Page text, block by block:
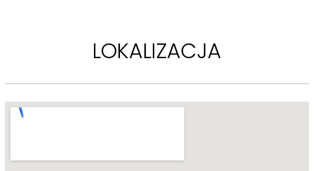
Zapraszam do kontaktu i na prezentację mieszkania.
Wszelkie informacje dotyczące nieruchomości zamieszczone
przez Emmerson nie stanowią oferty w rozumieniu Kodeksu
Cywilnego. Dokładamy najwyższej staranności, aby
pochodzą one od innych osób, Emmerson nie ponosi
LOKALIZACJA